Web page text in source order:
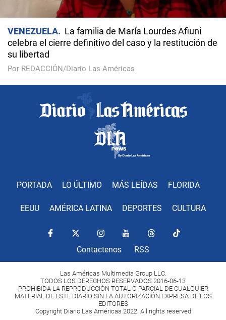
VENEZUELA
La familia de María Lourdes Afiuni
celebra el cierre definitivo del caso y la restitución de
su libertad
Por REDACCIÓN/Diario Las Américas
PORTADA LO ÚLTIMO MÁS LEÍDAS FLORIDA
EEUU AMÉRICA LATINA DEPORTES CULTURA
Contactenos RSS
Las Américas Multimedia Group LLC.
TODOS LOS DERECHOS RESERVADOS 2016-06-13
PROHIBIDA LA REPRODUCCIÓN TOTAL O PARCIAL DE CUALQUIER
MATERIAL DE ESTE DIARIO SIN LA AUTORIZACIÓN EXPRESA DE LOS
EDITORES
Copyright Diario Las Américas 2022. All rights reserved